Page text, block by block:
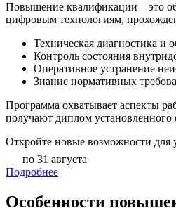
Повышение квалификации – это
цифровым технологиям,
Техническая диагностика и
Контроль состояния
Оперативное устранение
Знание нормативных
Программа охватывает аспекты
получают диплом
Откройте новые возможности для
по 31 августа
Подробнее
Особенности